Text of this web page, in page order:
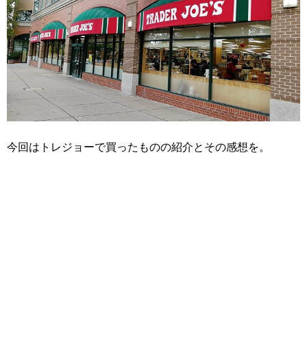
今回はトレジョーで買ったものの紹介とその感想を。